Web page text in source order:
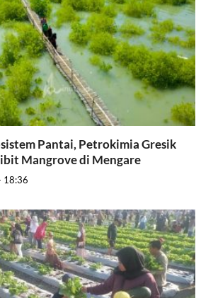
Pantai, Petrokimia Gresik
Mangrove di Mengare
18:36